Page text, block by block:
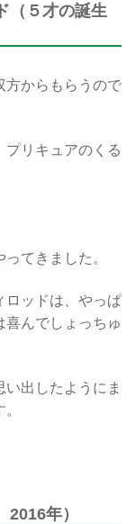
（５才の誕生
方からもらうので
プリキュアのくる
てきました。
ロッドは、やっぱ
喜んでしょっちゅ
出したようにま
年）